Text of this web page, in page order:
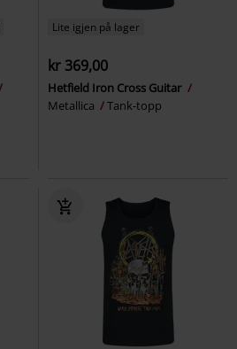
Lite igjen på lager
kr 369,00
Hetfield Iron Cross Guitar
Metallica
Tank-topp